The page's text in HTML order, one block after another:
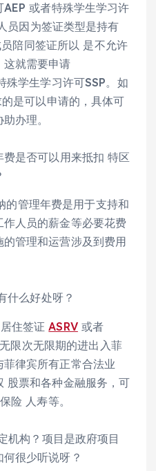
或者特殊学生学习许
员因为签证类型是持有
陪同签证所以 是不允许
这就需要申请
殊学生学习许可SSP。如
是可以申请的，具体可
办理。
是否可以用来抵扣 特区
管理年费是用于支持和
人员的薪金等必要花费
管理和运营涉及到费用
什么好处呀？
住签证ASRV或者
限次无限期的进出入菲
律宾所有正常合法业
股票和各种金融服务，可
险 人寿等。
机构？项目是政府项目
很少听说呀？